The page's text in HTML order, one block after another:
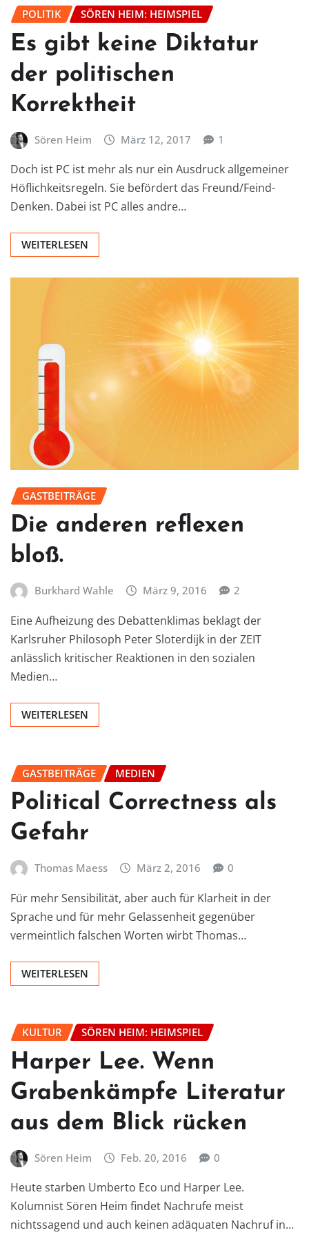
POLITIK SÖREN HEIM: HEIMSPIEL
Es gibt keine Diktatur
der politischen
Korrektheit
Sören Heim März 12, 2017 1
Doch ist PC ist mehr als nur ein Ausdruck allgemeiner
Höflichkeitsregeln. Sie befördert das Freund/Feind-
Denken. Dabei ist PC alles andre…
WEITERLESEN
GASTBEITRÄGE
Die anderen reflexen
bloß.
Burkhard Wahle März 9, 2016 2
Eine Aufheizung des Debattenklimas beklagt der
Karlsruher Philosoph Peter Sloterdijk in der ZEIT
anlässlich kritischer Reaktionen in den sozialen
Medien…
WEITERLESEN
GASTBEITRÄGE MEDIEN
Political Correctness als
Gefahr
Thomas Maess März 2, 2016 0
Für mehr Sensibilität, aber auch für Klarheit in der
Sprache und für mehr Gelassenheit gegenüber
vermeintlich falschen Worten wirbt Thomas…
WEITERLESEN
KULTUR SÖREN HEIM: HEIMSPIEL
Harper Lee. Wenn
Grabenkämpfe Literatur
aus dem Blick rücken
Sören Heim Feb. 20, 2016 0
Heute starben Umberto Eco und Harper Lee.
Kolumnist Sören Heim findet Nachrufe meist
nichtssagend und auch keinen adäquaten Nachruf in…